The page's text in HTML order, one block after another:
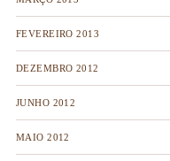
FEVEREIRO 2013
DEZEMBRO 2012
JUNHO 2012
MAIO 2012